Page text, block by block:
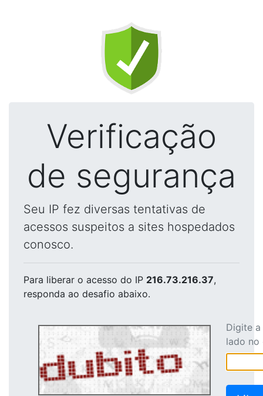
Verificação
de segurança
Seu IP fez diversas tentativas de
acessos suspeitos a sites hospedados
conosco.
Para liberar o acesso do IP 216.73.216.37,
responda ao desafio abaixo.
Digite
lado no